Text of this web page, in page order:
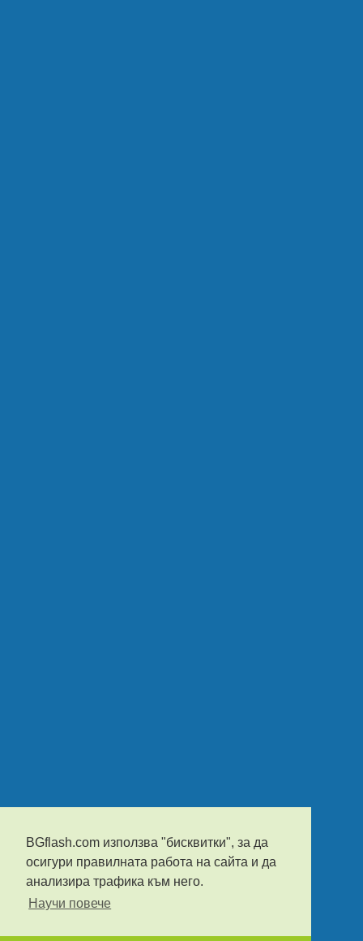
BGflash.com използва "бисквитки", за да
осигури правилната работа на сайта и да
анализира трафика към него.
Научи повече